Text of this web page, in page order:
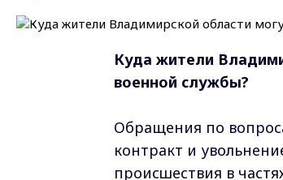
Куда жители
военной службы?
Обращения по
контракт и
происшествия в